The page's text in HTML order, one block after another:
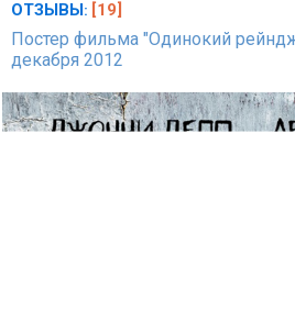
ОТЗЫВЫ: [19]
Постер фильма "Одинокий
декабря 2012